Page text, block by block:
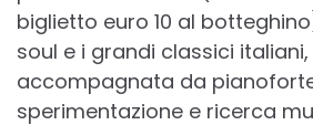
biglietto euro 10 al
soul e i grandi classici
accompagnata da
sperimentazione e ricerca